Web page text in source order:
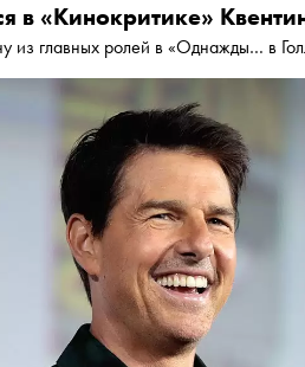
в «Кинокритике»
из главных ролей в «Однажды… в